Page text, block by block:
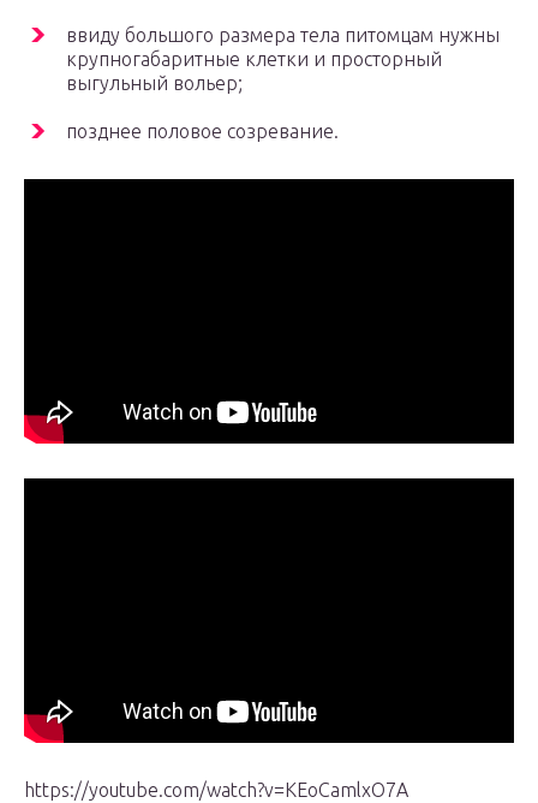
ввиду большого размера тела питомцам нужны
крупногабаритные клетки и просторный
выгульный вольер;
позднее половое созревание.
https://youtube.com/watch?v=KEoCamlxO7A